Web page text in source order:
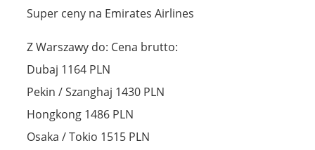
Super ceny na Emirates Airlines
Z Warszawy do: Cena brutto:
Dubaj 1164 PLN
Pekin / Szanghaj 1430 PLN
Hongkong 1486 PLN
Osaka / Tokio 1515 PLN